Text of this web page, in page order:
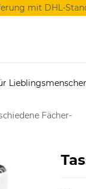
mit DHL-
Fächer-